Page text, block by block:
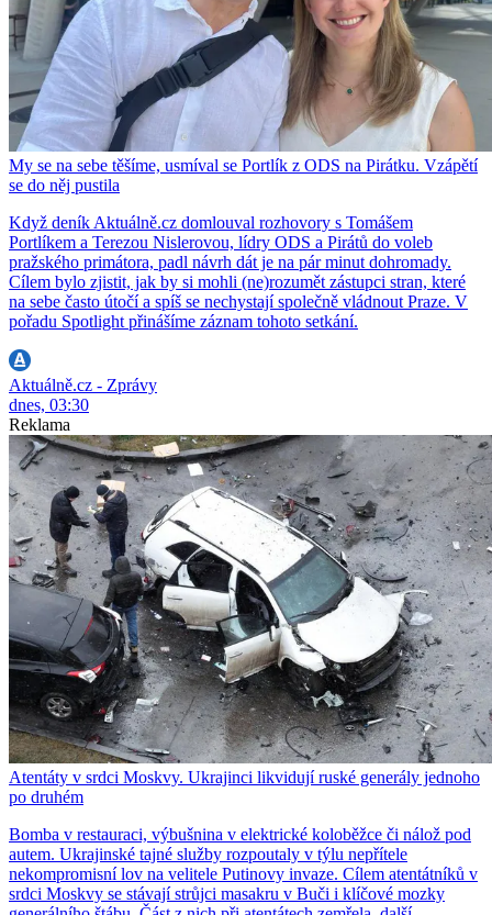
My se na sebe těšíme, usmíval se Portlík z ODS na Pirátku. Vzápětí
se do něj pustila
Když deník Aktuálně.cz domlouval rozhovory s Tomášem
Portlíkem a Terezou Nislerovou, lídry ODS a Pirátů do voleb
pražského primátora, padl návrh dát je na pár minut dohromady.
Cílem bylo zjistit, jak by si mohli (ne)rozumět zástupci stran, které
na sebe často útočí a spíš se nechystají společně vládnout Praze. V
pořadu Spotlight přinášíme záznam tohoto setkání.
Aktuálně.cz - Zprávy
dnes, 03:30
Reklama
Atentáty v srdci Moskvy. Ukrajinci likvidují ruské generály jednoho
po druhém
Bomba v restauraci, výbušnina v elektrické koloběžce či nálož pod
autem. Ukrajinské tajné služby rozpoutaly v týlu nepřítele
nekompromisní lov na velitele Putinovy invaze. Cílem atentátníků v
srdci Moskvy se stávají strůjci masakru v Buči i klíčové mozky